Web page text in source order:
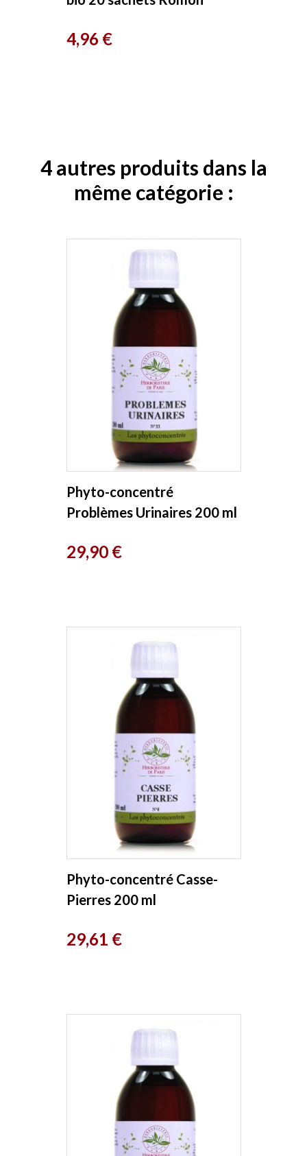
Prix
4,96 €
4 autres produits dans la
même catégorie :
Phyto-concentré
Problèmes Urinaires 200 ml
Prix
29,90 €
Phyto-concentré Casse-
Pierres 200 ml
Prix
29,61 €